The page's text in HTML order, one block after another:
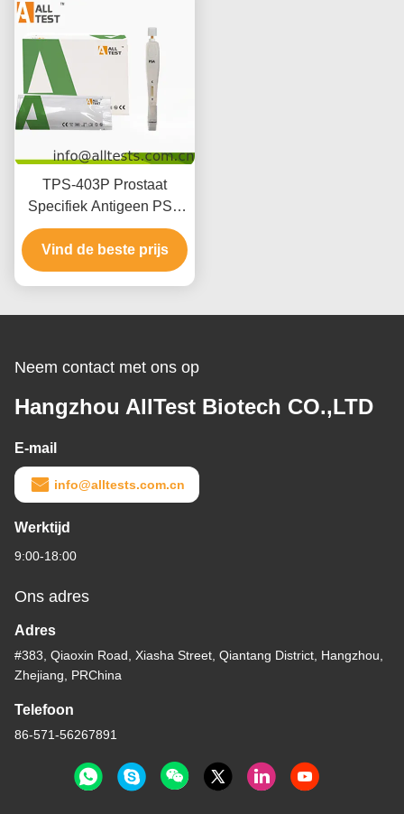
TPS-403P Prostaat
Specifiek Antigeen PSA
Sneltest Voor
Professioneel Gebruik
Vind de beste prijs
Neem contact met ons op
Hangzhou AllTest Biotech CO.,LTD
E-mail
info@alltests.com.cn
Werktijd
9:00-18:00
Ons adres
Adres
#383, Qiaoxin Road, Xiasha Street, Qiantang District, Hangzhou,
Zhejiang, PRChina
Telefoon
86-571-56267891